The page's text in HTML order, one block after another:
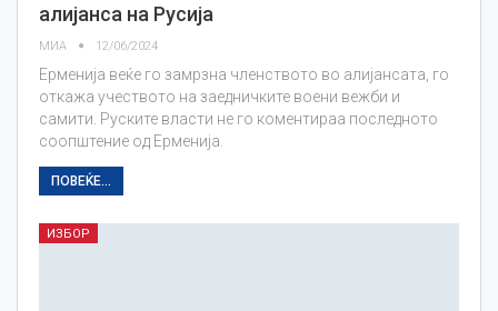
алијанса на Русија
МИА 12/06/2024
Ерменија веќе го замрзна членството во алијансата, го
откажа учеството на заедничките воени вежби и
самити. Руските власти не го коментираа последното
соопштение од Ерменија.
ПОВЕЌЕ...
ИЗБОР